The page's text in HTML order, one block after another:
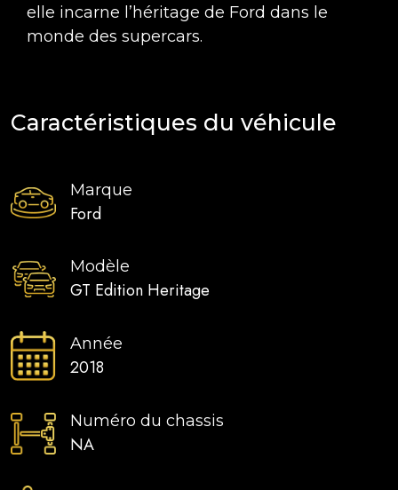
elle incarne l’héritage de Ford dans le
monde des supercars.
Caractéristiques du véhicule
Marque
Ford
Modèle
GT Edition Heritage
Année
2018
Numéro du chassis
NA